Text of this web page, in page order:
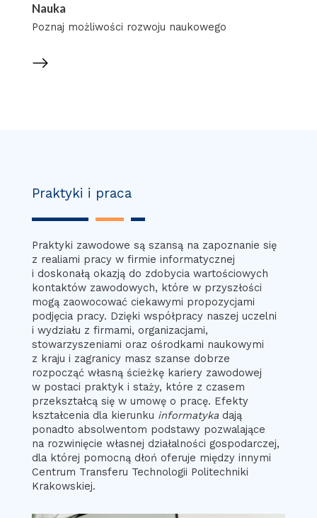
Nauka
Poznaj możliwości rozwoju naukowego
Praktyki i praca
Praktyki zawodowe są szansą na zapoznanie się
z realiami pracy w firmie informatycznej
i doskonałą okazją do zdobycia wartościowych
kontaktów zawodowych, które w przyszłości
mogą zaowocować ciekawymi propozycjami
podjęcia pracy. Dzięki współpracy naszej uczelni
i wydziału z firmami, organizacjami,
stowarzyszeniami oraz ośrodkami naukowymi
z kraju i zagranicy masz szanse dobrze
rozpocząć własną ścieżkę kariery zawodowej
w postaci praktyk i staży, które z czasem
przekształcą się w umowę o pracę. Efekty
kształcenia dla kierunku informatykadają
ponadto absolwentom podstawy pozwalające
na rozwinięcie własnej działalności gospodarczej,
dla której pomocną dłoń oferuje między innymi
Centrum Transferu Technologii Politechniki
Krakowskiej.